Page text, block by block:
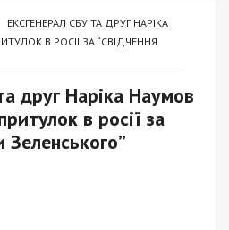
ЕКСГЕНЕРАЛ СБУ ТА ДРУГ НАРІКА
В РОСІЇ ЗА “СВІДЧЕННЯ
друг Наріка Наумов
в росії за
Зеленського”